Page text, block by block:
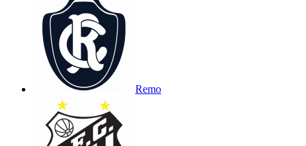
Remo